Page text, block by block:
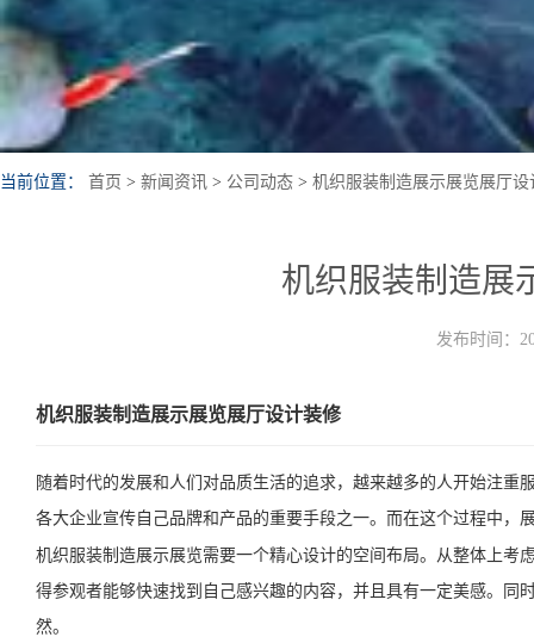
当前位置： 首页 > 新闻资讯 > 公司动态 > 机织服装制造展示展览展厅设
机织服装制造展
发布时间：
机织服装制造展示展览展厅设计装修
随着时代的发展和人们对品质生活的追求，越来越多的人开始注
各大企业宣传自己品牌和产品的重要手段之一。而在这个过程中，
机织服装制造展示展览需要一个精心设计的空间布局。从整体上
得参观者能够快速找到自己感兴趣的内容，并且具有一定美感。
然。